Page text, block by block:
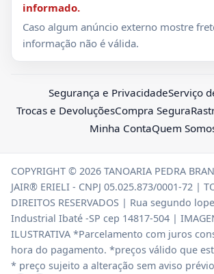
informado.
Caso algum anúncio externo mostre
informação não é válida.
Segurança e PrivacidadeServiço
Trocas e DevoluçõesCompra Segura
Minha ContaQuem
COPYRIGHT © 2026 TANOARIA PEDRA
JAIR® ERIELI - CNPJ 05.025.873/0001-72 |
DIREITOS RESERVADOS | Rua segundo
Industrial Ibaté -SP cep 14817-504 |
ILUSTRATIVA *Parcelamento com juros
hora do pagamento. *preços válido que
* preço sujeito a alteração sem aviso prévio